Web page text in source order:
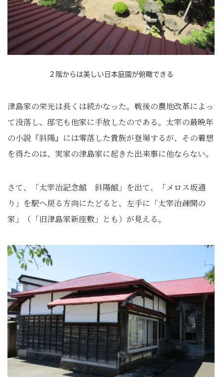
２階からは美しい日本庭園が俯瞰できる
津島家の栄光は長くは続かなった。戦後の農地改革によっ
て没落し、邸宅も他家に手放したのである。太宰の最晩年
の小説『斜陽』には零落した貴族が登場するが、その着想
を得たのは、実家の津島家に起きた出来事に他ならない。
さて、「太宰治記念館 斜陽館」を出て、「メロス坂通
り」を駅へ戻る方向にたどると、左手に「太宰治疎開の
家」
（「旧津島家新座敷」とも） が見える。